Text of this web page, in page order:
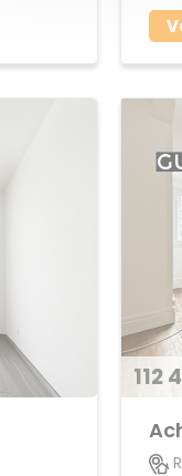
112